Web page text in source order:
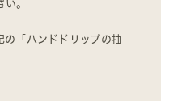
。
「ハンドドリップの抽